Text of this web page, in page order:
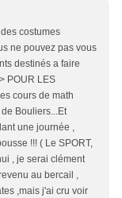
costumes
ne pouvez pas vous
destinés a faire
POUR LES
cours de math
Bouliers...Et
une journée ,
!!! ( Le SPORT,
, je serai clément
au bercail ,
,mais j'ai cru voir